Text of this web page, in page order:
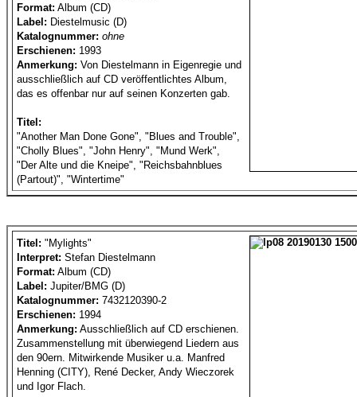
Format: Album (CD)
Label: Diestelmusic (D)
Katalognummer: ohne
Erschienen: 1993
Anmerkung: Von Diestelmann in Eigenregie und
ausschließlich auf CD veröffentlichtes Album,
das es offenbar nur auf seinen Konzerten gab.
Titel:
"Another Man Done Gone", "Blues and Trouble",
"Cholly Blues", "John Henry", "Mund Werk",
"Der Alte und die Kneipe", "Reichsbahnblues
(Partout)", "Wintertime"
Titel: "Mylights"
Interpret: Stefan Diestelmann
Format: Album (CD)
Label: Jupiter/BMG (D)
Katalognummer: 7432120390-2
Erschienen: 1994
Anmerkung: Ausschließlich auf CD erschienen.
Zusammenstellung mit überwiegend Liedern aus
den 90ern. Mitwirkende Musiker u.a. Manfred
Henning (CITY), René Decker, Andy Wieczorek
und Igor Flach.